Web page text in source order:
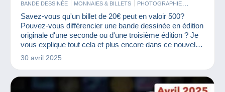
BANDE DESSINÉE MONNAIES & BILLETS
PHOTOGRAPHIE
VIEUX DOCUMENTS
Savez-vous qu'un billet de 20€ peut en valoir 500?
Pouvez-vous différencier une bande dessinée en édition
originale d'une seconde ou d'une troisième édition ? Je
vous explique tout cela et plus encore dans ce nouvel
épisode des News de la Collection.
30 avril 2025